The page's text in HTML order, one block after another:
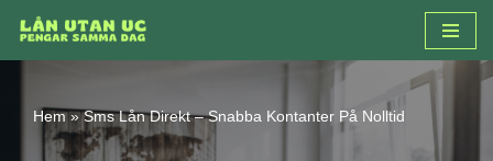
Hoppa
innehåll
Hem»Sms Lån Direkt – Snabba Kontanter På Nolltid